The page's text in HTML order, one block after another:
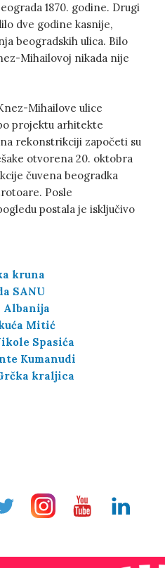
1870. godine. Drugi
dve godine kasnije,
beogradskih ulica. Bilo
Mihailovoj nikada nije
Mihailove ulice
projektu arhitekte
rekonstrikciji započeti su
otvorena 20. oktobra
čuvena beogradka
Posle
postala je isključivo
kruna
SANU
Albanija
Mitić
Spasića
Kumanudi
kraljica
InstragramYoutubeLinkedin